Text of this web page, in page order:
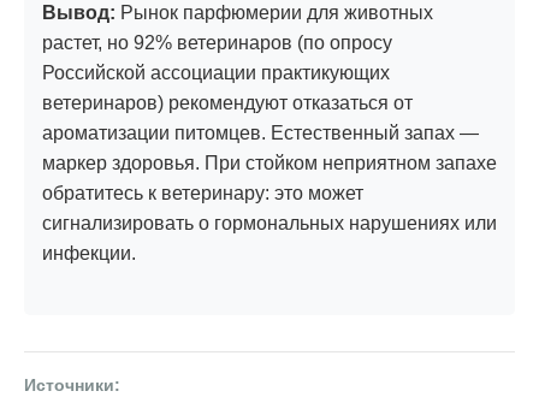
Вывод: Рынок парфюмерии для животных
растет, но 92% ветеринаров (по опросу
Российской ассоциации практикующих
ветеринаров) рекомендуют отказаться от
ароматизации питомцев. Естественный запах —
маркер здоровья. При стойком неприятном запахе
обратитесь к ветеринару: это может
сигнализировать о гормональных нарушениях или
инфекции.
Источники: